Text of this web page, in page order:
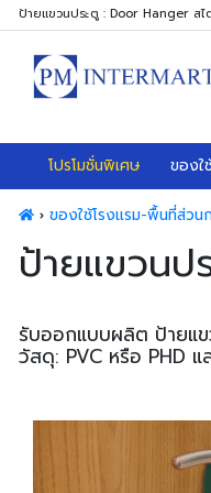
ป้ายแขวนประตู : Door Hanger ส
โปรโมชั่นพิเศษ ของใ
ของใช้โรงแรม-พื้นที่ส่วน
ป้ายแขวน
รับออกแบบผลิต ป้ายแ
วัสดุ: PVC หรือ PHD